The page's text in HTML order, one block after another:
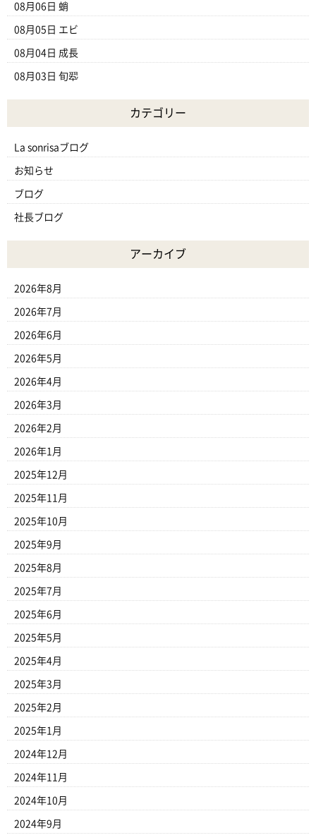
08月06日 蛸
08月05日 エビ
08月04日 成長
08月03日 旬翆
カテゴリー
La sonrisaブログ
お知らせ
ブログ
社長ブログ
アーカイブ
2026年8月
2026年7月
2026年6月
2026年5月
2026年4月
2026年3月
2026年2月
2026年1月
2025年12月
2025年11月
2025年10月
2025年9月
2025年8月
2025年7月
2025年6月
2025年5月
2025年4月
2025年3月
2025年2月
2025年1月
2024年12月
2024年11月
2024年10月
2024年9月